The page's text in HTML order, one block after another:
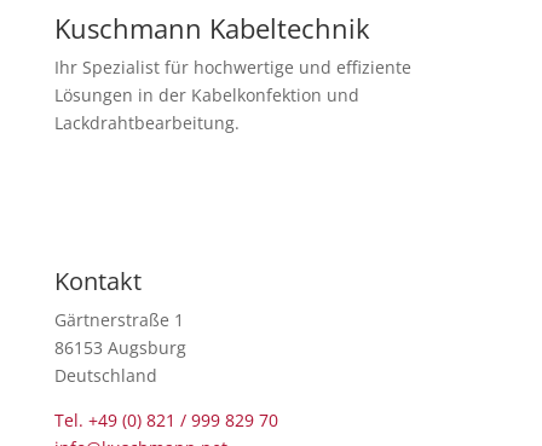
Kuschmann Kabeltechnik
Ihr Spezialist für hochwertige und effiziente
Lösungen in der Kabelkonfektion und
Lackdrahtbearbeitung.
Kontakt
Gärtnerstraße 1
86153 Augsburg
Deutschland
Tel. +49 (0) 821 / 999 829 70